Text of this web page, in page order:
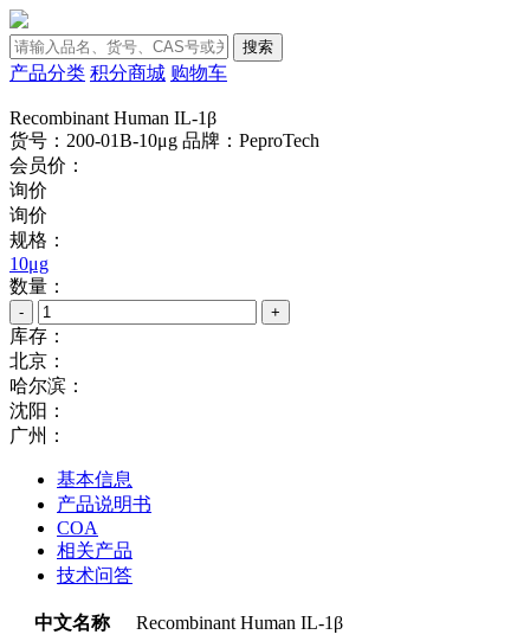
搜索
产品分类 积分商城 购物车
Recombinant Human IL-1β
货号：200-01B-10μg 品牌：PeproTech
会员价：
询价
询价
规格：
10μg
数量：
- +
库存：
北京：
哈尔滨：
沈阳：
广州：
基本信息
产品说明书
COA
相关产品
技术问答
中文名称
Recombinant Human IL-1β